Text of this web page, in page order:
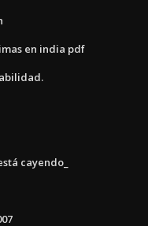
en india pdf
cayendo_